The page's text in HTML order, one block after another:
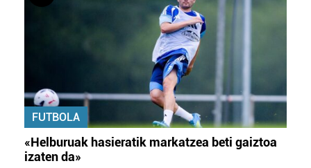
FUTBOLA
«Helburuak hasieratik markatzea beti gaiztoa
izaten da»